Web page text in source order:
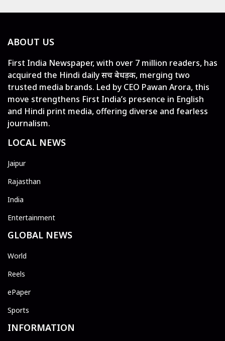
ABOUT US
First India Newspaper, with over 7 million readers, has
acquired the Hindi daily सच बेधड़क, merging two
trusted media brands. Led by CEO Pawan Arora, this
move strengthens First India’s presence in English
and Hindi print media, offering diverse and fearless
journalism.
LOCAL NEWS
Jaipur
Rajasthan
India
Entertainment
GLOBAL NEWS
World
Reels
ePaper
Sports
INFORMATION